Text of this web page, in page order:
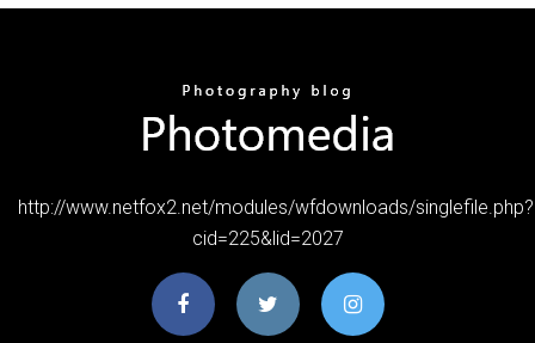
http://www.netfox2.net/modules/wfdownloads/singlefile.php?
cid=225&lid=2027